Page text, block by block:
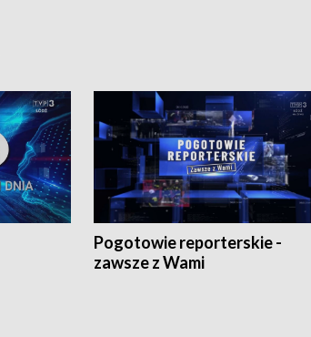
Pogotowie reporterskie -
zawsze z Wami